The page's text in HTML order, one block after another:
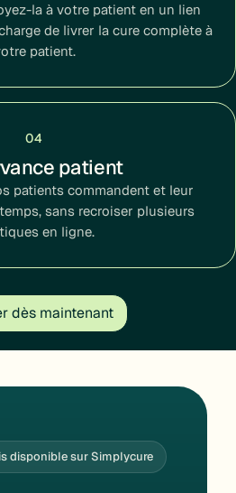
la à votre patient en un lien
de livrer la cure complète à
patient.
04
patient
patients commandent et leur
sans recroiser plusieurs
en ligne.
dès maintenant
disponible sur Simplycure